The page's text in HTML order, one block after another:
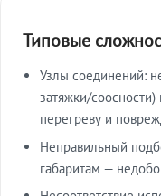
Типовые
Узлы соединений:
затяжки/
перегреву и
Неправильный
габаритам —